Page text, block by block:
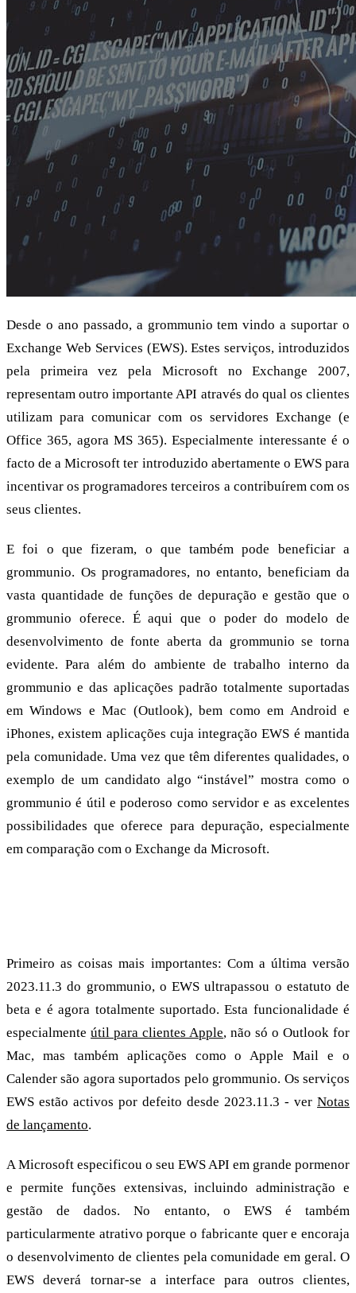
Desde o ano passado, a grommunio tem vindo a suportar o
Exchange Web Services (EWS). Estes serviços, introduzidos
pela primeira vez pela Microsoft no Exchange 2007,
representam outro importante API através do qual os clientes
utilizam para comunicar com os servidores Exchange (e
Office 365, agora MS 365). Especialmente interessante é o
facto de a Microsoft ter introduzido abertamente o EWS para
incentivar os programadores terceiros a contribuírem com os
seus clientes.
E foi o que fizeram, o que também pode beneficiar a
grommunio. Os programadores, no entanto, beneficiam da
vasta quantidade de funções de depuração e gestão que o
grommunio oferece. É aqui que o poder do modelo de
desenvolvimento de fonte aberta da grommunio se torna
evidente. Para além do ambiente de trabalho interno da
grommunio e das aplicações padrão totalmente suportadas
em Windows e Mac (Outlook), bem como em Android e
iPhones, existem aplicações cuja integração EWS é mantida
pela comunidade. Uma vez que têm diferentes qualidades, o
exemplo de um candidato algo “instável” mostra como o
grommunio é útil e poderoso como servidor e as excelentes
possibilidades que oferece para depuração, especialmente
em comparação com o Exchange da Microsoft.
Primeiro as coisas mais importantes: Com a última versão
2023.11.3 do grommunio, o EWS ultrapassou o estatuto de
beta e é agora totalmente suportado. Esta funcionalidade é
especialmente útil para clientes Apple, não só o Outlook for
Mac, mas também aplicações como o Apple Mail e o
Calender são agora suportados pelo grommunio. Os serviços
EWS estão activos por defeito desde 2023.11.3 - ver Notas
de lançamento.
A Microsoft especificou o seu EWS API em grande pormenor
e permite funções extensivas, incluindo administração e
gestão de dados. No entanto, o EWS é também
particularmente atrativo porque o fabricante quer e encoraja
o desenvolvimento de clientes pela comunidade em geral. O
EWS deverá tornar-se a interface para outros clientes,